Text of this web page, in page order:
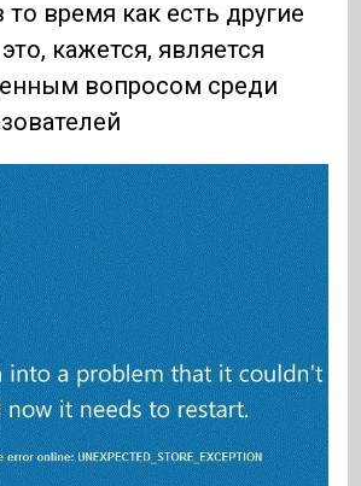
то время как есть другие
кажется, является
вопросом среди